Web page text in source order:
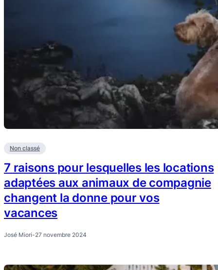
Non classé
7 raisons pour lesquelles les locations
adaptées aux animaux de compagnie
changent la donne pour vos
vacances
José Miori-27 novembre 2024